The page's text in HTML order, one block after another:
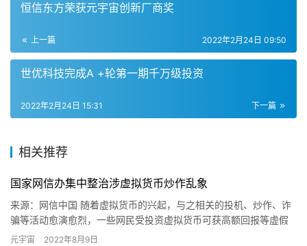
恒信东方荣获元宇宙创新厂商奖
上一篇 2022年2月24日 09:50
世优科技完成A +轮第一期千万级投资
下一篇
2022年2月24日 15:31
相关推荐
国家网信办集中整治涉虚拟货币炒作乱象
来源：网信中国 随着虚拟货币的兴起，与之相关的投机、炒作、诈
骗等活动愈演愈烈，一些网民受投资虚拟货币可获高额回报等虚假
宣传迷惑，盲目参与到相关交易活动中，给自身财产带来较大损
元宇宙 2022年8月9日